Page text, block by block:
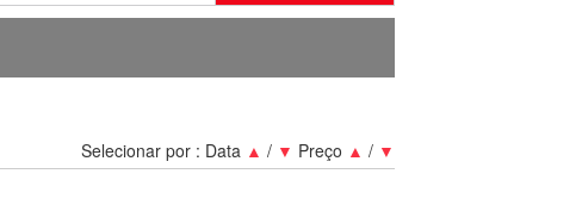
Selecionar por : Data ▲ / ▼ Preço ▲ / ▼